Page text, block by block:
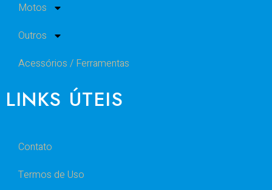
Motos
Outros
Acessórios / Ferramentas
LINKS ÚTEIS
Contato
Termos de Uso